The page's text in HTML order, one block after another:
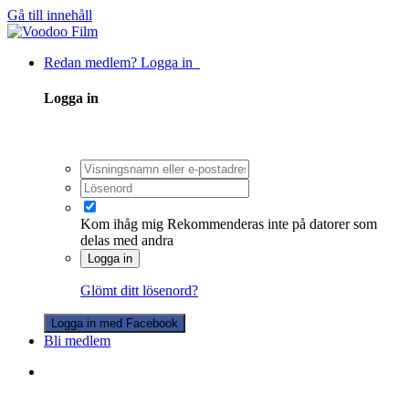
Gå till innehåll
Redan medlem? Logga in
Logga in
Kom ihåg mig Rekommenderas inte på datorer som
delas med andra
Logga in
Glömt ditt lösenord?
Logga in med Facebook
Bli medlem